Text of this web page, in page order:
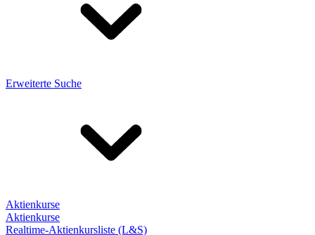
Erweiterte Suche
Aktienkurse
Aktienkurse
Realtime-Aktienkursliste (L&S)